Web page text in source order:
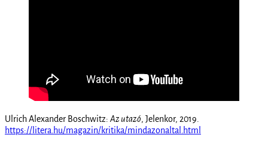
Ulrich Alexander Boschwitz: Az utazó, Jelenkor, 2019.
https://litera.hu/magazin/kritika/mindazonaltal.html